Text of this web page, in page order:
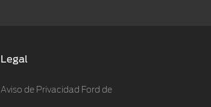
Legal
Aviso de Privacidad Ford de